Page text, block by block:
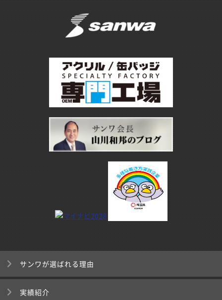
サンワが選ばれる理由
実績紹介